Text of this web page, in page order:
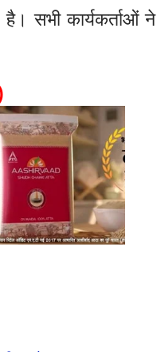
सभी कार्यकर्ताओं ने